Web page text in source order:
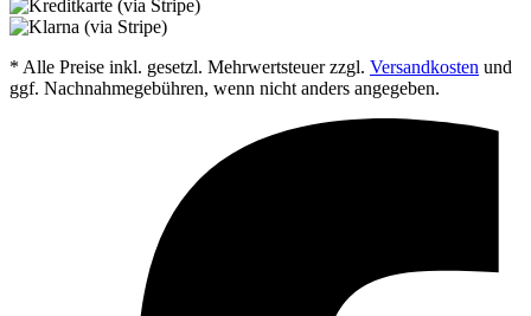
* Alle Preise inkl. gesetzl. Mehrwertsteuer zzgl. Versandkosten und
ggf. Nachnahmegebühren, wenn nicht anders angegeben.